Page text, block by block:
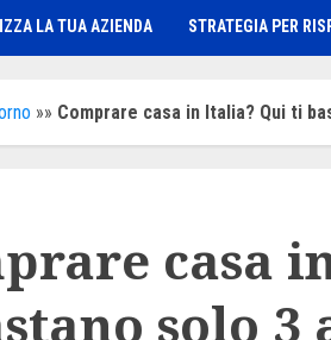
LA TUA AZIENDA STRATEGIA PER
»» Comprare casa in Italia? Qui ti
casa
solo 3